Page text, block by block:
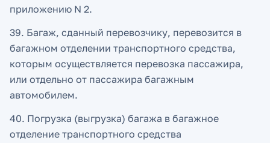
приложению N 2.
39. Багаж, сданный перевозчику, перевозится в
багажном отделении транспортного средства,
которым осуществляется перевозка пассажира,
или отдельно от пассажира багажным
автомобилем.
40. Погрузка (выгрузка) багажа в багажное
отделение транспортного средства